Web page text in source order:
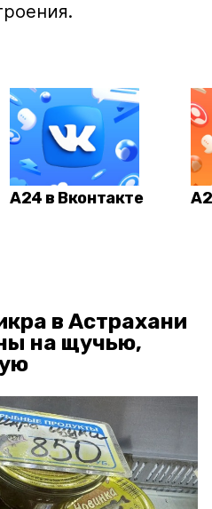
А24 в Вконтакте
в Астрахани
на щучью,